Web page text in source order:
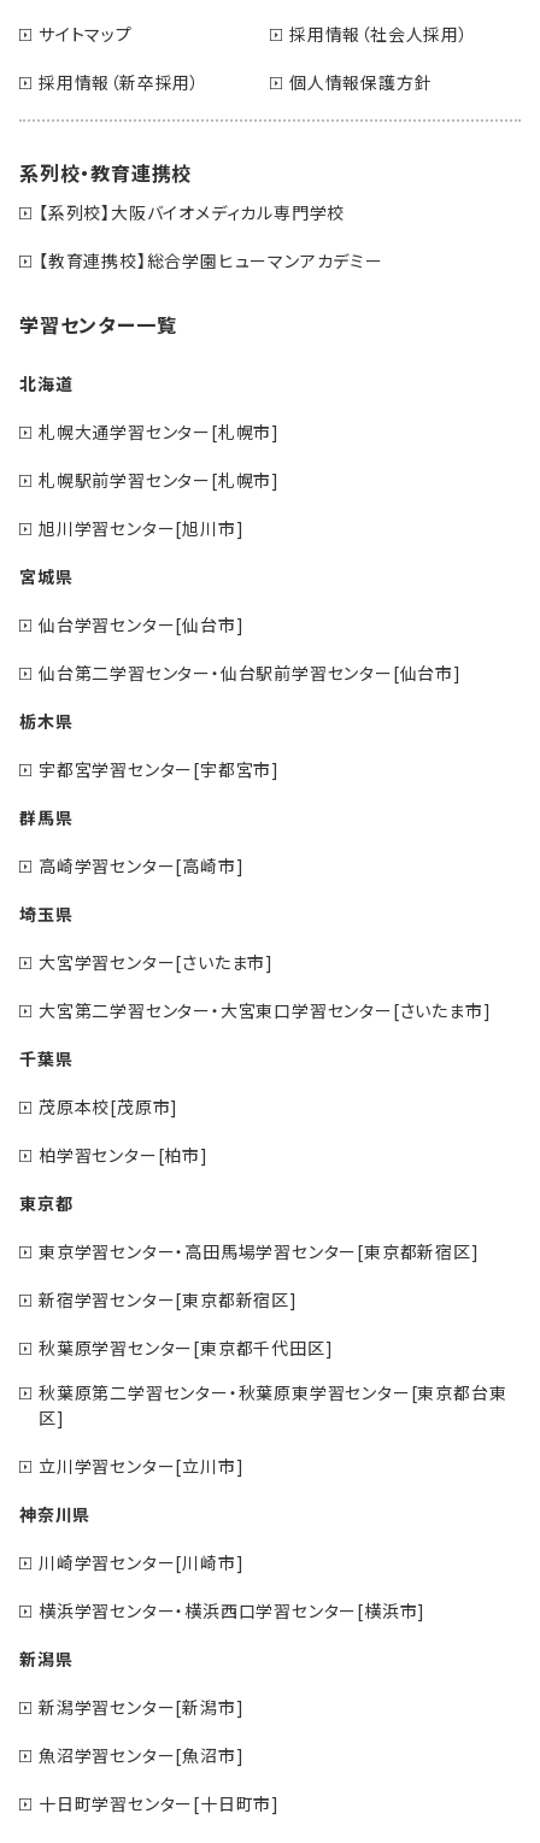
サイトマップ
採用情報（社会人採用）
採用情報（新卒採用）
個人情報保護方針
系列校・教育連携校
【系列校】大阪バイオメディカル専門学校
【教育連携校】総合学園ヒューマンアカデミー
学習センター一覧
北海道
札幌大通学習センター[札幌市]
札幌駅前学習センター[札幌市]
旭川学習センター[旭川市]
宮城県
仙台学習センター[仙台市]
仙台第二学習センター・仙台駅前学習センター[仙台市]
栃木県
宇都宮学習センター[宇都宮市]
群馬県
高崎学習センター[高崎市]
埼玉県
大宮学習センター[さいたま市]
大宮第二学習センター・大宮東口学習センター[さいたま市]
千葉県
茂原本校[茂原市]
柏学習センター[柏市]
東京都
東京学習センター・高田馬場学習センター[東京都新宿区]
新宿学習センター[東京都新宿区]
秋葉原学習センター[東京都千代田区]
秋葉原第二学習センター・秋葉原東学習センター[東京都台東
区]
立川学習センター[立川市]
神奈川県
川崎学習センター[川崎市]
横浜学習センター・横浜西口学習センター[横浜市]
新潟県
新潟学習センター[新潟市]
魚沼学習センター[魚沼市]
十日町学習センター[十日町市]